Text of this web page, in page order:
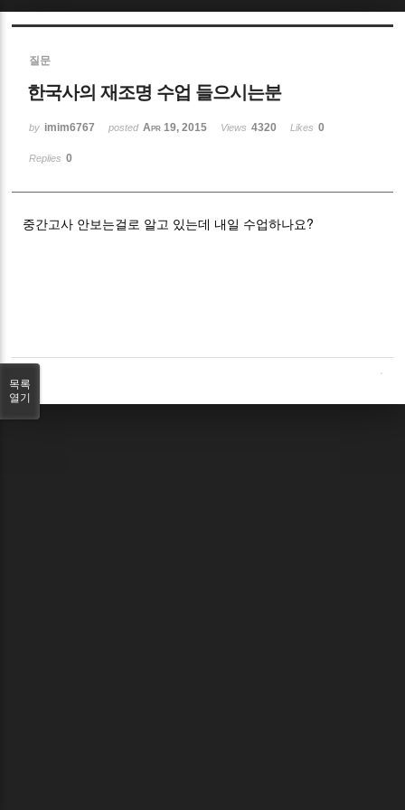
질문
한국사의 재조명 수업 들으시는분
by imim6767 posted Apr 19, 2015 Views 4320 Likes 0
Replies 0
중간고사 안보는걸로 알고 있는데 내일 수업하나요?
목록
열기
Sketchbook5, 스케치북5
Sketchbook5, 스케치북5